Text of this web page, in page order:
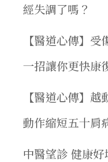
經失調了嗎？
【醫道心傳】
一招讓你更快康
【醫道心傳】
動作縮短五十肩
中醫望診 健康